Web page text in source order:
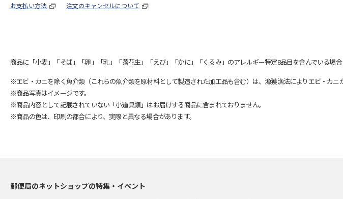
お支払い方法 注文のキャンセルについて
商品に「小麦」「そば」「卵」「乳」「落花生」「えび」「かに」「くるみ」のアレルギー特定8品目を含んでいる場合
※エビ・カニを除く魚介類（これらの魚介類を原材料として製造された加工品も含む）は、漁獲漁法によりエビ・カ
※商品写真はイメージです。
※商品内容として記載されていない「小道具類」はお届けする商品に含まれておりません。
※商品の色は、印刷の都合により、実際と異なる場合があります。
郵便局のネットショップの特集・イベント